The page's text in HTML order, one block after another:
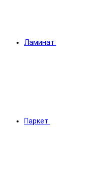
Ламинат
Паркет